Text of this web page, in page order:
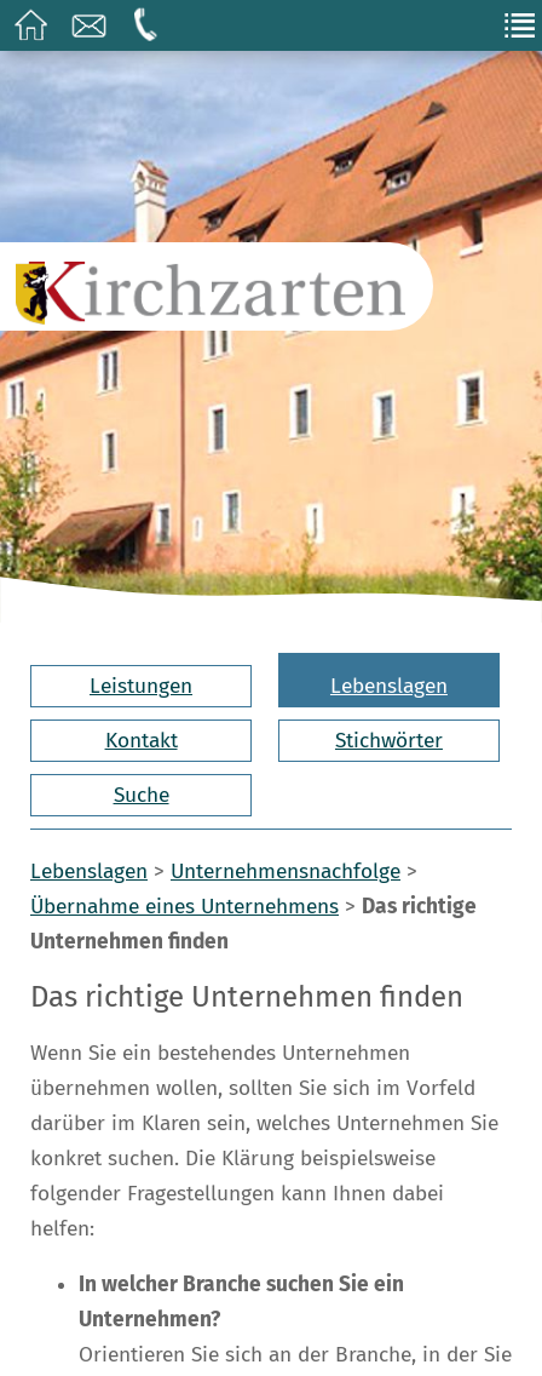
Leistungen Lebenslagen
Kontakt Stichwörter
Suche
Lebenslagen > Unternehmensnachfolge >
Übernahme eines Unternehmens > Das richtige
Unternehmen finden
Das richtige Unternehmen finden
Wenn Sie ein bestehendes Unternehmen
übernehmen wollen, sollten Sie sich im Vorfeld
darüber im Klaren sein, welches Unternehmen Sie
konkret suchen. Die Klärung beispielsweise
folgender Fragestellungen kann Ihnen dabei
helfen:
In welcher Branche suchen Sie ein
Unternehmen?
Orientieren Sie sich an der Branche, in der Sie